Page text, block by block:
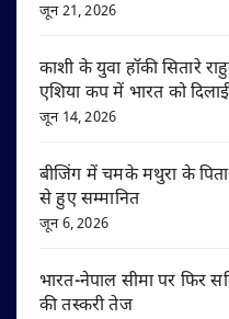
जून 21, 2026
काशी के युवा हॉकी सितारे
एशिया कप में भारत को
जून 14, 2026
बीजिंग में चमके मथुरा के
से हुए सम्मानित
जून 6, 2026
भारत-नेपाल सीमा पर फिर
की तस्करी तेज